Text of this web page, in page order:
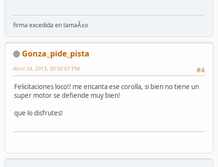
firma excedida en tamaÃ±o
Gonza_pide_pista
#4
Abril 24, 2013, 20:50:07 PM
Felicitaciones loco!! me encanta ese corolla, si bien no tiene un
super motor se defiende muy bien!
que lo disfrutes!